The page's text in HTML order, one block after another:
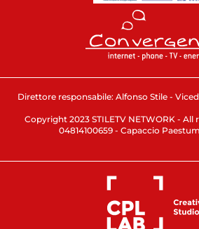
Direttore responsabile: Alfonso Stile -
Copyright 2023 STILETV NETWORK - All
04814100659 - Capaccio